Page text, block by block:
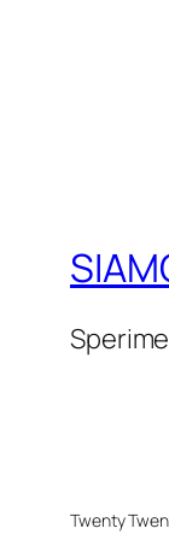
Twenty